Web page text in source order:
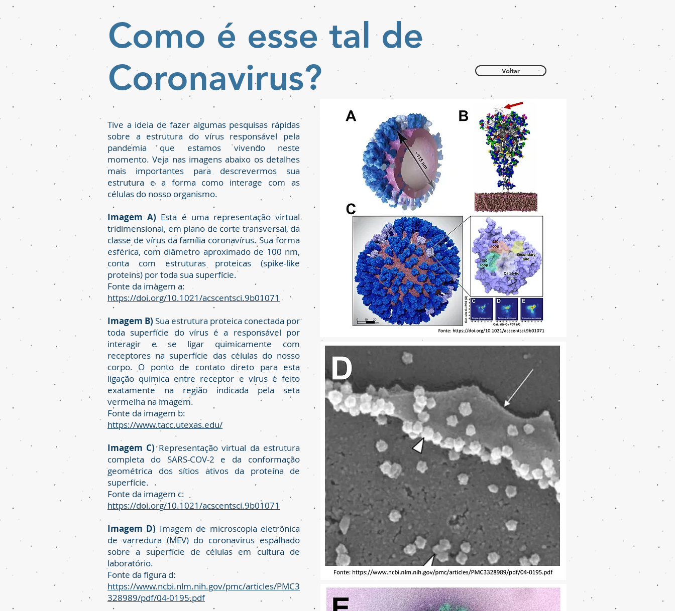
Como é esse tal de
Coronavirus?
Voltar
Tive a ideia de fazer algumas pesquisas rápidas
sobre a estrutura do vírus responsável pela
pandemia que estamos vivendo neste
momento. Veja nas imagens abaixo os detalhes
mais importantes para descrevermos sua
estrutura e a forma como interage com as
células do nosso organismo.
Imagem A) Esta é uma representação virtual
tridimensional, em plano de corte transversal, da
classe de vírus da família coronavírus. Sua forma
esférica, com diâmetro aproximado de 100 nm,
conta com estruturas proteicas (spike-like
proteins) por toda sua superfície.
Fonte da imagem a:
https://doi.org/10.1021/acscentsci.9b01071
Imagem B) Sua estrutura proteica conectada por
toda superfície do vírus é a responsável por
interagir e se ligar quimicamente com
receptores na superfície das células do nosso
corpo. O ponto de contato direto para esta
ligação química entre receptor e vírus é feito
exatamente na região indicada pela seta
vermelha na imagem.
Fonte da imagem b:
https://www.tacc.utexas.edu/
Imagem C)Representação virtual da estrutura
completa do SARS-COV-2 e da conformação
geométrica dos sítios ativos da proteína de
superfície.
Fonte da imagem c:
https://doi.org/10.1021/acscentsci.9b01071
Imagem D) Imagem de microscopia eletrônica
de varredura (MEV) do coronavirus espalhado
sobre a superfície de células em cultura de
laboratório.
Fonte da figura d:
https://www.ncbi.nlm.nih.gov/pmc/articles/PMC3
328989/pdf/04-0195.pdf